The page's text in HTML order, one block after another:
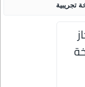
تجريبية